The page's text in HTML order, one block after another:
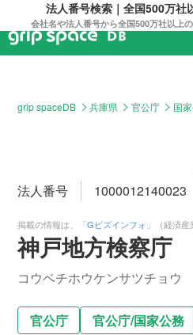
法人番号検索｜全国500万社
会社名や法人番号から全国500万社以上
grip spaceDB 兵庫県 官公庁 国
法人番号 1000012140023
掲載の情報は、「Gビズインフォ 」（経済
神戸地方検察庁
コウベチホウケンサツチョウ
官公庁 官公庁/国家公務